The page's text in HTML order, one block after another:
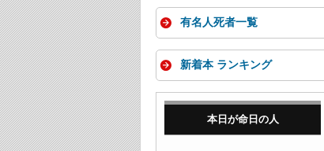
有名人死者一覧
新着本 ランキング
本日が命日の人